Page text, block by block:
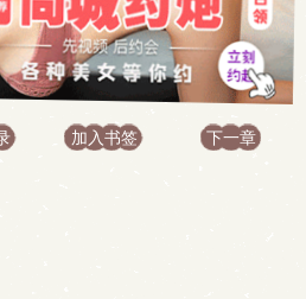
加入书签 下一章